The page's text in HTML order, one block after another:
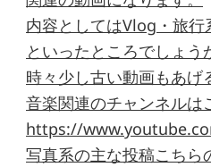
内容としてはVlog・旅
といったところでしょう
時々少し古い動画もあげ
音楽関連のチャンネルは
https://
写真系の主な投稿こちら